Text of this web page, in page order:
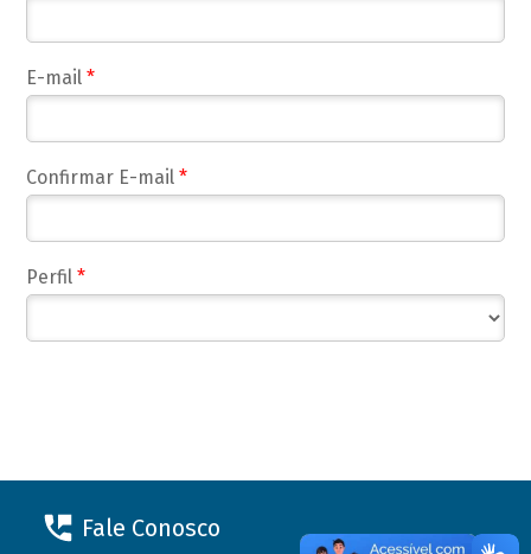
E-mail*
Confirmar E-mail*
Perfil*
Fale Conosco